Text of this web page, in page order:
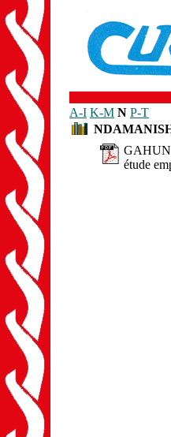
A-I K-M N P-T
étude